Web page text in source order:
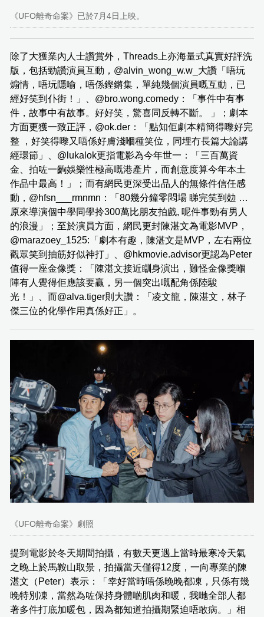
《UFO離奇命案》已於7月4日上映。
除了大獲業內人士讚賞外，Threads上亦海量式真實好評洗
版，包括勁讚演員互動，@alvin_wong_w.w_大讚「唔玩
煽情，唔玩隱喻，唔係鏗鏘集，單純幾個演員嘅互動，已
經好笑到仆街！」、@bro.wong.comedy：「事件中有事
件，故事中有故事。好好笑，驚喜同反轉不斷。 」；劇本
方面更獲一致正評，@ok.der：「點知佢劇本精簡得嚟好完
整 ，好笑得嚟又唔係好膚淺嗰種笑位，同埋冇長篇大論講
經環節」、@lukalok更指電影為今年世一：「三百萬資
金、拍咗一齣娛樂性極高嘅港產片，而創意度算今年本土
作品中最高！」；而有網民更深受出品人的無條件信任感
動，@hfsn___rmnmn：「80幾分鐘零悶場 睇完笑到攰 …
原來導演個中學同學拎300萬比朋友拍戲, 呢件事勁有男人
的浪漫」；至於演員方面，網民更封陳湛文為電影MVP，
@marazoey_1525:「劇本有趣，陳湛文是MVP，左右兩位
觀眾笑到抽筋好似神打」、@hkmovie.advisor更認為Peter
值得一座金像獎：「陳湛文接近瞓身演出，難怪金像獎嗰
陣有人覺得佢應該要贏，另一個突出嘅配角係陸駿
光！」、而@alva.tiger則大讚：「凌文龍，陳湛文，林子
傑三位的化學作用真係好正」。
《UFO離奇命案》劇照
提到電影於冬天期間拍攝，有數天更遇上當時最寒冷天氣
之晚上於馬鞍山取景，拍攝當天僅得12度，一向專業的陳
湛文（Peter）表示：「幸好當時唔係晚晚都凍，只係有幾
晚特別凍，當然為咗保持身體啲肌肉和暖，我哋全部人都
著多件打底加暖包，因為都知道拍攝期緊迫唔敢病。」相